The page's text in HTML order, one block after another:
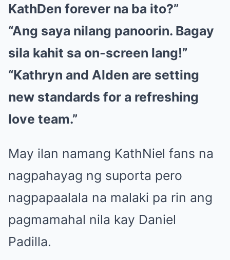
KathDen forever na ba ito?”
“Ang saya nilang panoorin. Bagay
sila kahit sa on-screen lang!”
“Kathryn and Alden are setting
new standards for a refreshing
love team.”
May ilan namang KathNiel fans na
nagpahayag ng suporta pero
nagpapaalala na malaki pa rin ang
pagmamahal nila kay Daniel
Padilla.